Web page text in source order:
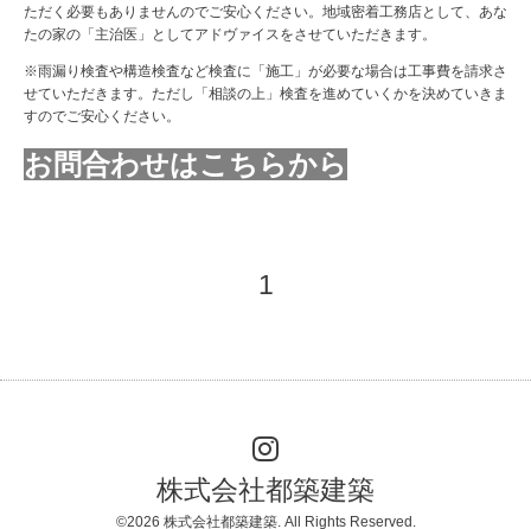
ただく必要もありませんのでご安心ください。地域密着工務店として、あな
たの家の「主治医」としてアドヴァイスをさせていただきます。
※雨漏り検査や構造検査など検査に「施工」が必要な場合は工事費を請求さ
せていただきます。ただし「相談の上」検査を進めていくかを決めていきま
すのでご安心ください。
お問合わせはこちらから
1
株式会社都築建築
©2026 株式会社都築建築. All Rights Reserved.